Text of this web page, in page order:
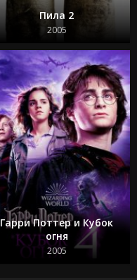
Пила 2
2005
Гарри Поттер и Кубок
огня
2005